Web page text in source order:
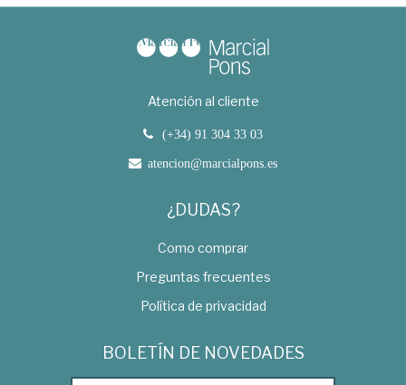
Atención al cliente
(+34) 91 304 33 03
atencion@marcialpons.es
¿DUDAS?
Como comprar
Preguntas frecuentes
Política de privacidad
BOLETÍN DE NOVEDADES